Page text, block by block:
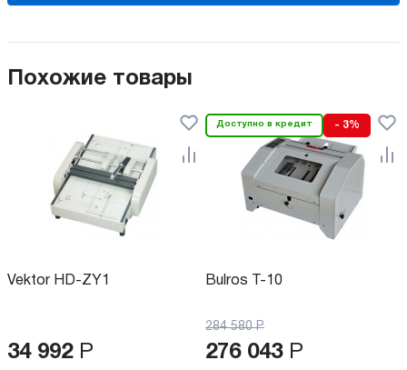
Похожие товары
Vektor HD-ZY1
34 992 Р
Доступно в кредит - 3%
Bulros T-10
284 580 Р
276 043 Р